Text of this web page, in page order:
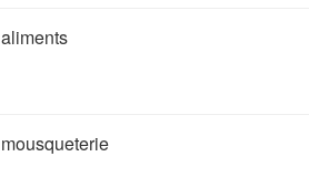
aliments
mousqueterie